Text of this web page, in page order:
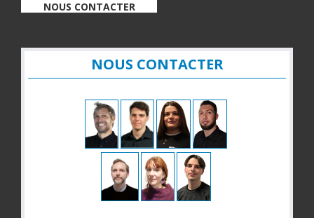
NOUS CONTACTER
NOUS CONTACTER